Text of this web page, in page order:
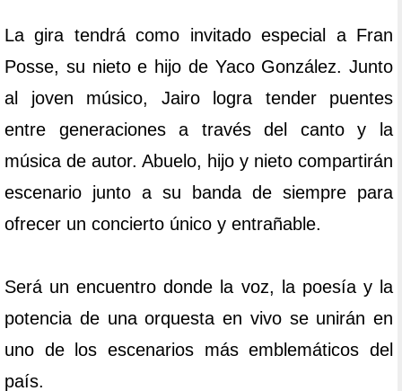
La gira tendrá como invitado especial a Fran
Posse, su nieto e hijo de Yaco González. Junto
al joven músico, Jairo logra tender puentes
entre generaciones a través del canto y la
música de autor. Abuelo, hijo y nieto compartirán
escenario junto a su banda de siempre para
ofrecer un concierto único y entrañable.
Será un encuentro donde la voz, la poesía y la
potencia de una orquesta en vivo se unirán en
uno de los escenarios más emblemáticos del
país.